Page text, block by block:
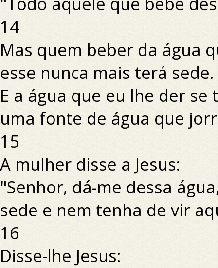
14
Mas quem beber da água
esse nunca mais terá sede.
E a água que eu lhe der
uma fonte de água que
15
A mulher disse a Jesus:
"Senhor, dá-me dessa
sede e nem tenha de vir
16
Disse-lhe Jesus: